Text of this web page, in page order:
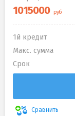
1й кредит
Макс. сумма
Срок
Сравнить